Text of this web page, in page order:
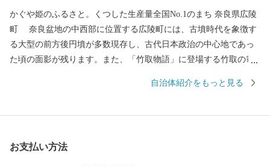
かぐや姫のふるさと。くつした生産量全国No.1のまち 奈良県広陵
町 奈良盆地の中西部に位置する広陵町には、古墳時代を象徴す
る大型の前方後円墳が多数現存し、古代日本政治の中心地であっ
た頃の面影が残ります。また、「竹取物語」に登場する竹取の翁
級いちご「古都華」などの特産品が人気です。 また、広陵町は
住民1人あたりの都市公園面積が約17平方メートルと全国平均（12
自治体紹介をもっと見る
お支払い方法